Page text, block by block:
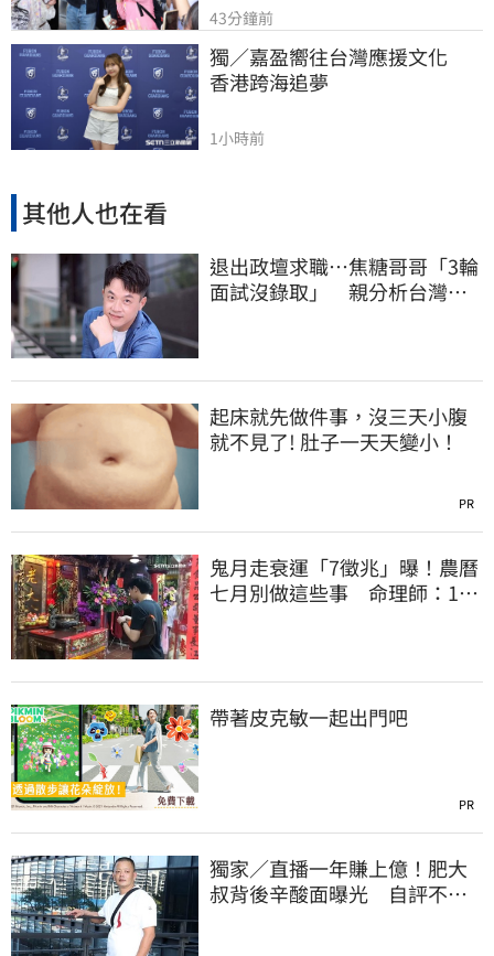
43分鐘前
獨／嘉盈嚮往台灣應援文化
香港跨海追夢
1小時前
其他人也在看
退出政壇求職…焦糖哥哥「3輪
面試沒錄取」 親分析台灣職
起床就先做件事，沒三天小腹
就不見了! 肚子一天天變小！
PR
鬼月走衰運「7徵兆」曝！農曆
七月別做這些事 命理師：1變
帶著皮克敏一起出門吧
PR
獨家／直播一年賺上億！肥大
叔背後辛酸面曝光 自評不及